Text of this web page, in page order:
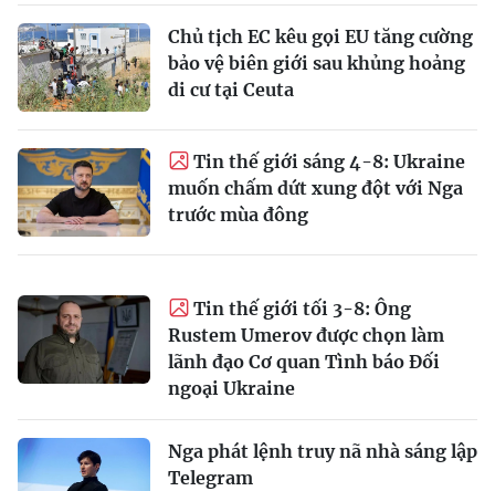
Chủ tịch EC kêu gọi EU tăng cường
bảo vệ biên giới sau khủng hoảng
di cư tại Ceuta
Tin thế giới sáng 4-8: Ukraine
muốn chấm dứt xung đột với Nga
trước mùa đông
Tin thế giới tối 3-8: Ông
Rustem Umerov được chọn làm
lãnh đạo Cơ quan Tình báo Đối
ngoại Ukraine
Nga phát lệnh truy nã nhà sáng lập
Telegram